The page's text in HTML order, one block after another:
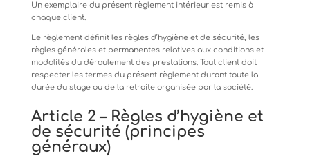
Un exemplaire du présent règlement intérieur est remis à
chaque client.
Le règlement définit les règles d’hygiène et de sécurité, les
règles générales et permanentes relatives aux conditions et
modalités du déroulement des prestations. Tout client doit
respecter les termes du présent règlement durant toute la
durée du stage ou de la retraite organisée par la société.
Article 2 – Règles d’hygiène et
de sécurité (principes
généraux)